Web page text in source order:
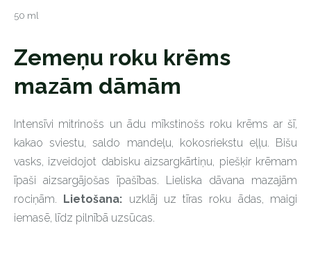
50 ml
Zemeņu roku krēms
mazām dāmām
Intensīvi mitrinošs un ādu mīkstinošs roku krēms ar šī,
kakao sviestu, saldo mandeļu, kokosriekstu eļļu. Bišu
vasks, izveidojot dabisku aizsargkārtiņu, piešķir krēmam
īpaši aizsargājošas īpašības. Lieliska dāvana mazajām
rociņām. Lietošana: uzklāj uz tīras roku ādas, maigi
iemasē, līdz pilnībā uzsūcas.